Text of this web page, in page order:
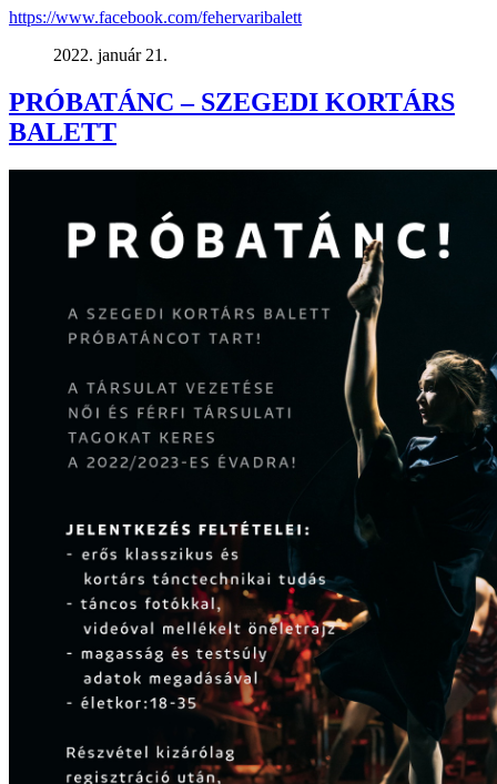
https://www.facebook.com/fehervaribalett
2022. január 21.
PRÓBATÁNC – SZEGEDI KORTÁRS
BALETT